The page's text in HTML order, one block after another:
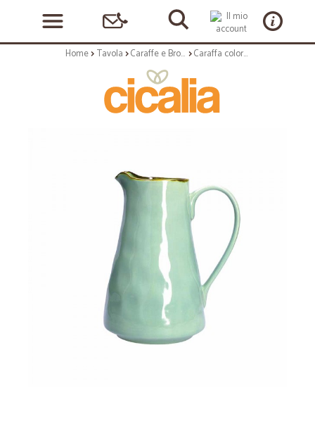
Home Tavola Caraffe e Brocche Caraffa colore verde acqua - collezione concerto 1,7 lt